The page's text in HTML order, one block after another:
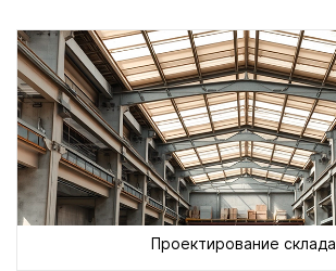
Проектирование склада